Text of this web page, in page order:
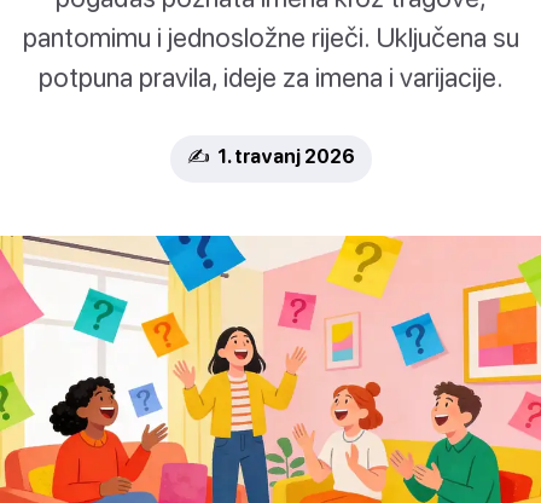
pantomimu i jednosložne riječi. Uključena su
potpuna pravila, ideje za imena i varijacije.
✍️ 1. travanj 2026